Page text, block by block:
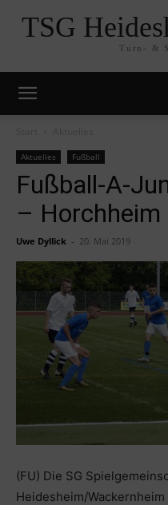
TSG
Turn- &
Aktuelles Fußball
Fußball-A-
– Horchheim
Uwe Dyllick - 20. Mai 2019
(FU) Die SG
Heidesheim/